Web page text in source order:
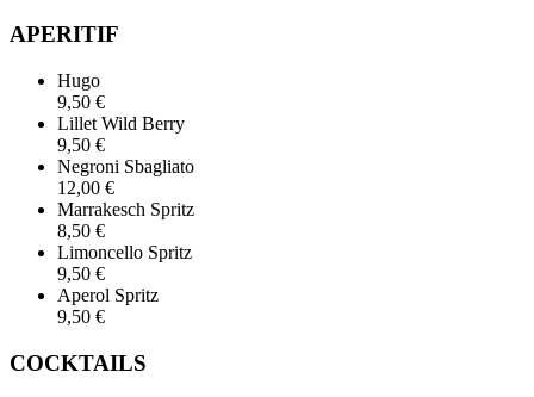
APERITIF
Hugo
9,50 €
Lillet Wild Berry
9,50 €
Negroni Sbagliato
12,00 €
Marrakesch Spritz
8,50 €
Limoncello Spritz
9,50 €
Aperol Spritz
9,50 €
COCKTAILS